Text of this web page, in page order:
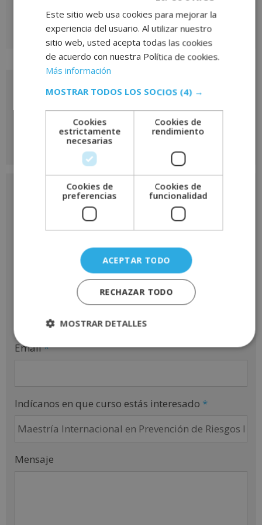
profesionales para diseñar planes preventivos eficaces, cumplir
con la normativa y fomentar una cultura organizacional basada
en la seguridad.
Solicita más información
de
este curso
Email*
Indícanos en que curso estás interesado *
Mensaje
Este sitio web usa cookies para mejorar la
experiencia del usuario. Al utilizar nuestro
sitio web, usted acepta todas las cookies
de acuerdo con nuestra Política de cookies.
Más información
MOSTRAR TODOS LOS SOCIOS (4) →
Cookies
estrictamente
necesarias
Cookies de
rendimiento
Cookies de
preferencias
Cookies de
funcionalidad
ACEPTAR TODO
RECHAZAR TODO
MOSTRAR DETALLES